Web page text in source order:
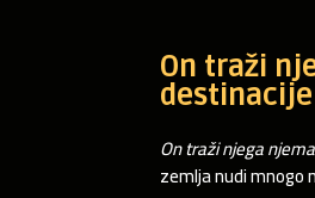
On traži
On traži njega
zemlja nudi mnogo